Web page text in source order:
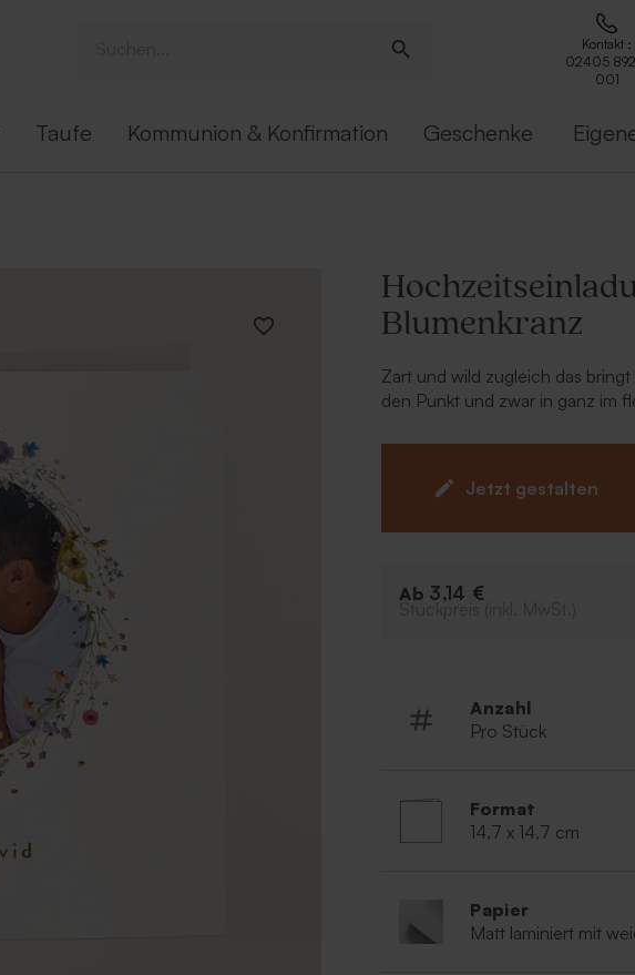
Kontakt :
02405
001
Taufe Kommunion & Konfirmation Geschenke
Blumenkranz
Zart und wild zugleich das
den Punkt und zwar in ganz im
eurem Text und Foto, damit sie
entspricht. Schaut euch für
Gastgeschenke mal in unserem
Jetzt gestalten
Ab 3,14 €
Anzahl
Pro Stück
Format
14,7 x 14,7 cm
Papier
Matt laminiert mit